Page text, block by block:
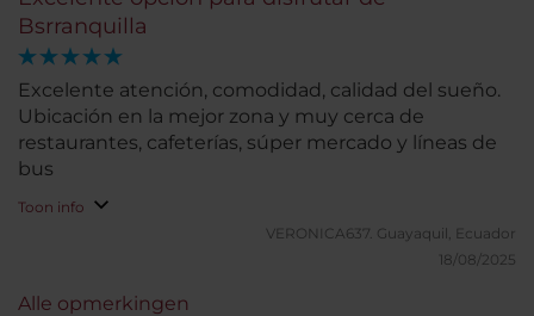
Bsrranquilla
Excelente atención, comodidad, calidad del sueño.
Ubicación en la mejor zona y muy cerca de
restaurantes, cafeterías, súper mercado y líneas de
bus
Toon info
VERONICA637. Guayaquil, Ecuador
18/08/2025
Alle opmerkingen